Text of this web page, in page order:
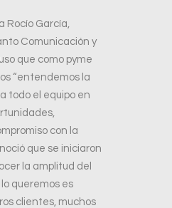
Rocío García,
Comunicación y
que como pyme
“entendemos la
todo el equipo en
con la
que se iniciaron
la amplitud del
queremos es
clientes, muchos